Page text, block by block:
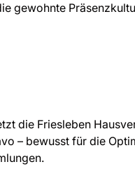
gewohnte
die Friesleben
– bewusst für die